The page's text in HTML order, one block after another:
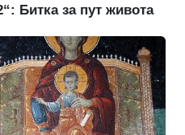
Битка за пут живота